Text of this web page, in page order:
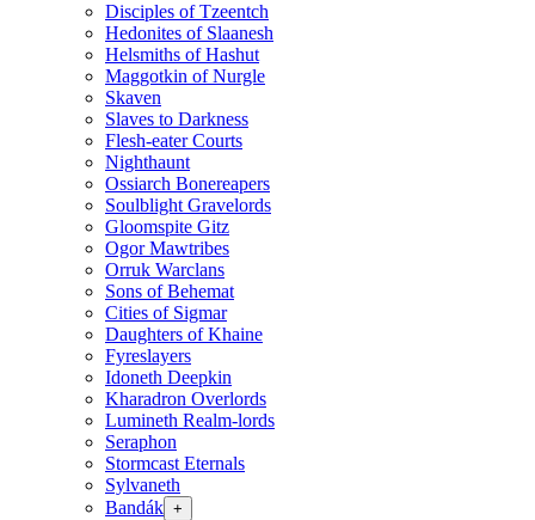
Disciples of Tzeentch
Hedonites of Slaanesh
Helsmiths of Hashut
Maggotkin of Nurgle
Skaven
Slaves to Darkness
Flesh-eater Courts
Nighthaunt
Ossiarch Bonereapers
Soulblight Gravelords
Gloomspite Gitz
Ogor Mawtribes
Orruk Warclans
Sons of Behemat
Cities of Sigmar
Daughters of Khaine
Fyreslayers
Idoneth Deepkin
Kharadron Overlords
Lumineth Realm-lords
Seraphon
Stormcast Eternals
Sylvaneth
Bandák +